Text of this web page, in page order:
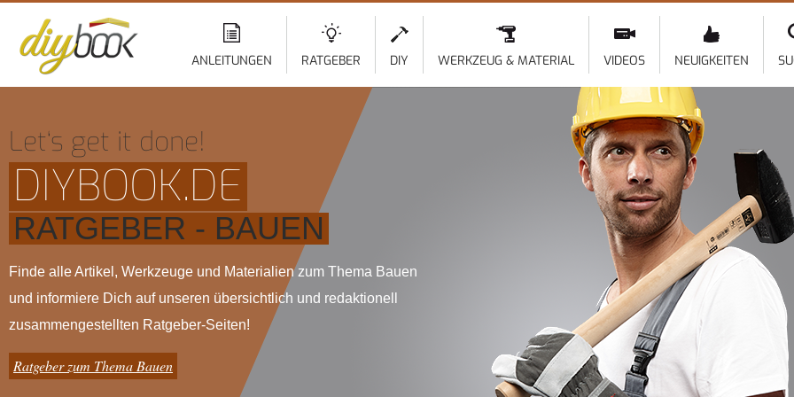
ANLEITUNGEN RATGEBER DIY WERKZEUG & MATERIAL VIDEOS NEUIGKEITEN
Let‘s get it done!
DIYBOOK.DE
RATGEBER - BAUEN
Finde alle Artikel, Werkzeuge und Materialien zum Thema Bauen
und informiere Dich auf unseren übersichtlich und redaktionell
zusammengestellten Ratgeber-Seiten!
Ratgeber zum Thema Bauen